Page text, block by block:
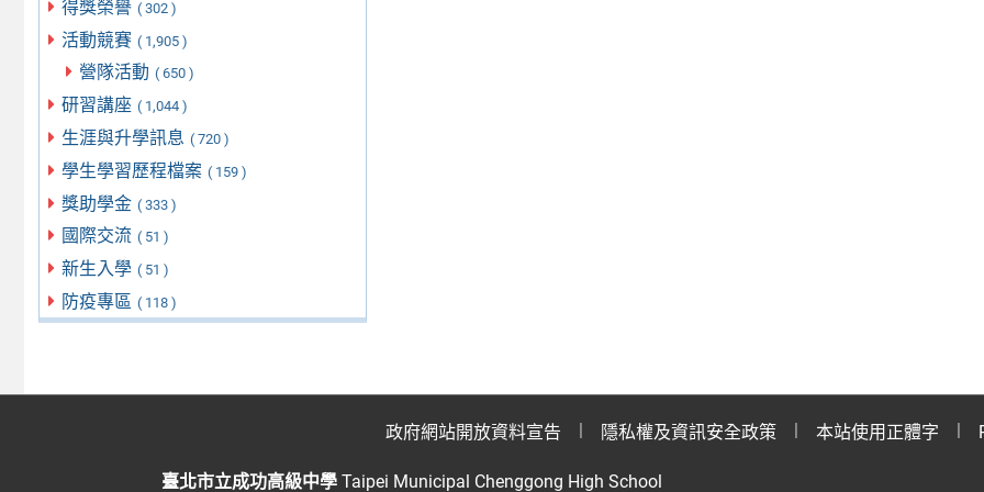
得獎榮譽 ( 302 )
活動競賽 ( 1,905 )
營隊活動 ( 650 )
研習講座 ( 1,044 )
生涯與升學訊息 ( 720 )
學生學習歷程檔案 ( 159 )
獎助學金 ( 333 )
國際交流 ( 51 )
新生入學 ( 51 )
防疫專區 ( 118 )
政府網站開放資料宣告 隱私權及資訊安全政策 本站使用正體字
臺北市立成功高級中學Taipei Municipal Chenggong High School